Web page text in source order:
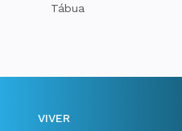
Tábua
VIVER